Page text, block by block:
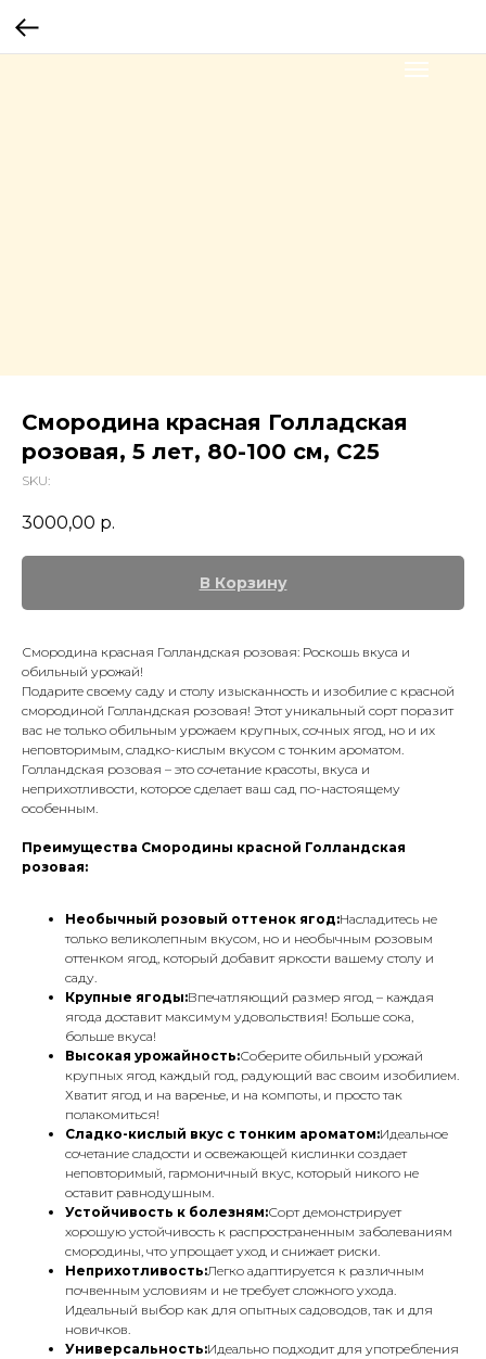
Смородина красная Голладская
розовая, 5 лет, 80-100 см, С25
SKU:
3000,00 р.
В Корзину
Смородина красная Голландская розовая: Роскошь вкуса и
обильный урожай!
Подарите своему саду и столу изысканность и изобилие с красной
смородиной Голландская розовая! Этот уникальный сорт поразит
вас не только обильным урожаем крупных, сочных ягод, но и их
неповторимым, сладко-кислым вкусом с тонким ароматом.
Голландская розовая – это сочетание красоты, вкуса и
неприхотливости, которое сделает ваш сад по-настоящему
особенным.
Преимущества Смородины красной Голландская
розовая:
Необычный розовый оттенок ягод:Насладитесь не
только великолепным вкусом, но и необычным розовым
оттенком ягод, который добавит яркости вашему столу и
саду.
Крупные ягоды:Впечатляющий размер ягод – каждая
ягода доставит максимум удовольствия! Больше сока,
больше вкуса!
Высокая урожайность:Соберите обильный урожай
крупных ягод каждый год, радующий вас своим изобилием.
Хватит ягод и на варенье, и на компоты, и просто так
полакомиться!
Сладко-кислый вкус с тонким ароматом:Идеальное
сочетание сладости и освежающей кислинки создает
неповторимый, гармоничный вкус, который никого не
оставит равнодушным.
Устойчивость к болезням:Сорт демонстрирует
хорошую устойчивость к распространенным заболеваниям
смородины, что упрощает уход и снижает риски.
Неприхотливость:Легко адаптируется к различным
почвенным условиям и не требует сложного ухода.
Идеальный выбор как для опытных садоводов, так и для
новичков.
Универсальность:Идеально подходит для употребления